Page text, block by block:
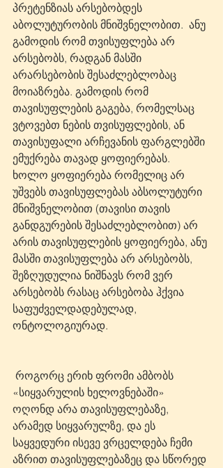
პრეტენზიას არსებობდეს
აბოლუტურობის მნიშვნელობით.  ანუ
გამოდის რომ თვისუფლება არ
არსებობს, რადგან მასში
არარსებობის შესაძლებლობაც
მოიაზრება. გამოდის რომ
თავისუფლების გაგება, რომელსაც
ვტოვებთ ნების თვისუფლების, ან
თავისუფალი არჩევანის ფარგლებში
ემუქრება თავად ყოფიერებას.
ხოლო ყოფიერება რომელიც არ
უშვებს თავისუფლებას აბსოლუტური
მნიშვნელობით (თავისი თავის
განდგურების შესაძლებლობით) არ
არის თავისუფლების ყოფიერება, ანუ
მასში თავისუფლება არ არსებობს,
შეზღუდულია ნიშნავს რომ ვერ
არსებობს რასაც არსებობა ჰქვია
საფუძველდადებულად,
ონტოლოგიურად.
«სიყვარულის ხელოვნებაში»
ოღონდ არა თავისუფლებაზე,
არამედ სიყვარულზე, და ეს
საყვედური ისევე ვრცელდება ჩემი
აზრით თავისუფლებაზეც და სწორედ